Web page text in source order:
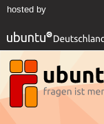
hosted by